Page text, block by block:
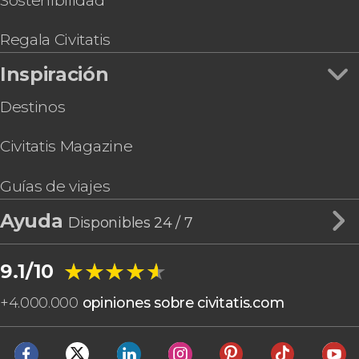
Coco Bongo Playa del Carmen
Buceo en Punta Maroma
Regala Civitatis
Inspiración
Destinos
Civitatis Magazine
Guías de viajes
Ayuda Disponibles 24 / 7
9.1/10 ★★★★★
★★★★★
+4.000.000 opiniones sobre civitatis.com